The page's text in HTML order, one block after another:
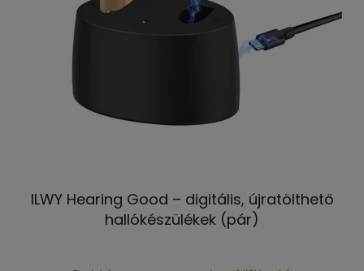
ILWY Hearing Good – digitális, újratölthető
hallókészülékek (pár)